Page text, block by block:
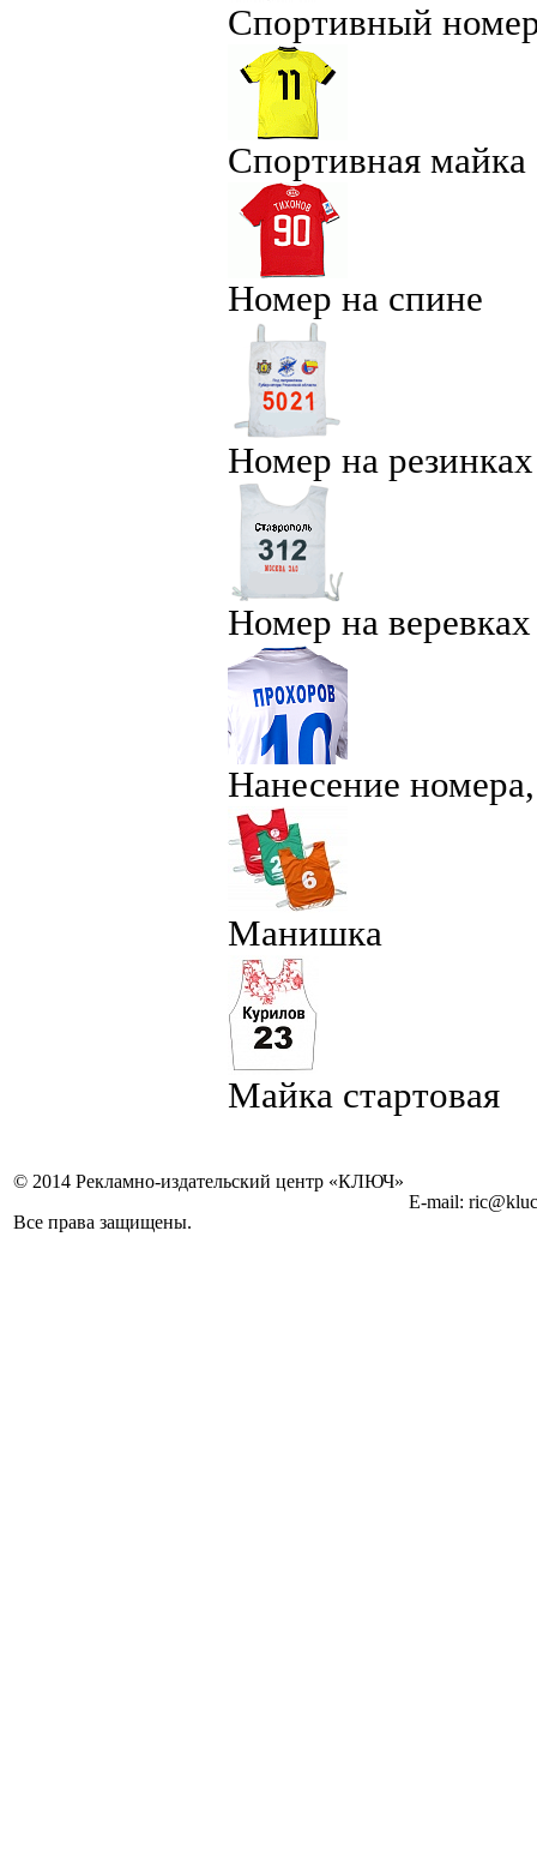
Спортивный
Спортивная майка
Номер на спине
Номер на резинках
Номер на веревках
Нанесение
Манишка
Майка стартовая
© 2014 Рекламно-издательский центр «КЛЮЧ»
Все права защищены.
E-mail: